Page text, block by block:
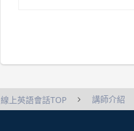
線上英語會話TOP 講師介紹